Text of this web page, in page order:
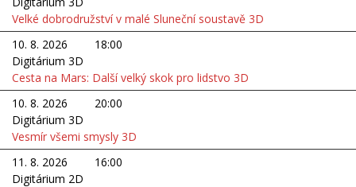
Velké dobrodružství v malé Sluneční soustavě 3D
10. 8. 2026
18:00
Digitárium 3D
Cesta na Mars: Další velký skok pro lidstvo 3D
10. 8. 2026
20:00
Digitárium 3D
Vesmír všemi smysly 3D
11. 8. 2026
16:00
Digitárium 2D